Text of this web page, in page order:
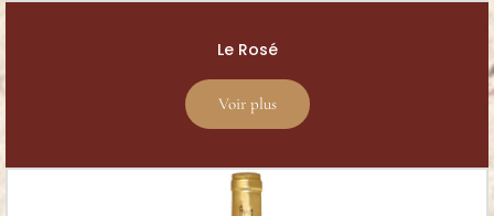
Le Rosé
Voir plus